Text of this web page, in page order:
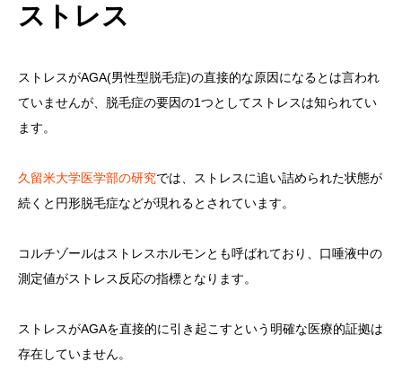
ストレス
ストレスがAGA(男性型脱毛症)の直接的な原因になるとは言われ
ていませんが、脱毛症の要因の1つとしてストレスは知られてい
ます。
久留米大学医学部の研究では、ストレスに追い詰められた状態が
続くと円形脱毛症などが現れるとされています。
コルチゾールはストレスホルモンとも呼ばれており、口唾液中の
測定値がストレス反応の指標となります。
ストレスがAGAを直接的に引き起こすという明確な医療的証拠は
存在していません。